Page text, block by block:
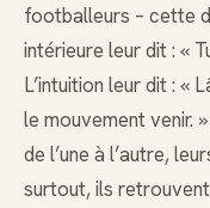
footballeurs – cette
intérieure leur dit : «
L’intuition leur dit : «
le mouvement venir.
de l’une à l’autre,
surtout, ils